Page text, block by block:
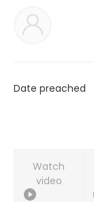
Date preached
Watch
video